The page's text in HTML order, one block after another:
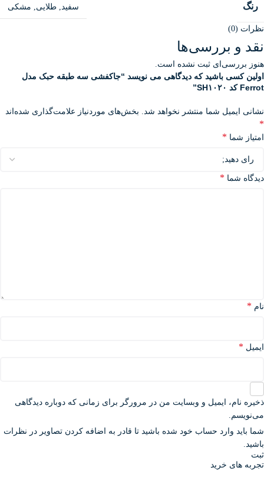
رنگ سفید طلایی مشکی
نظرات (0)
نقد و بررسی‌ها
هنوز بررسی‌ای ثبت نشده است.
اولین کسی باشید که دیدگاهی می نویسد “جاکفشی سه طبقه حبک مدل
Ferrot کد SH۱۰۲۰”
نشانی ایمیل شما منتشر نخواهد شد. بخش‌های موردنیاز علامت‌گذاری شده‌اند
*
امتیاز شما *
دیدگاه شما *
نام *
ایمیل *
ذخیره نام، ایمیل و وبسایت من در مرورگر برای زمانی که دوباره دیدگاهی
می‌نویسم.
شما باید وارد حساب خود شده باشید تا قادر به اضافه کردن تصاویر در نظرات
باشید.
تجربه های خرید